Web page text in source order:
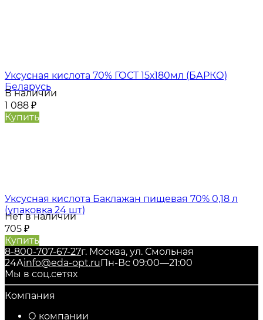
Уксусная кислота 70% ГОСТ 15х180мл (БАРКО)
Беларусь
В наличии
1 088 ₽
Купить
Уксусная кислота Баклажан пищевая 70% 0,18 л
(упаковка 24 шт)
Нет в наличии
705 ₽
Купить
8-800-707-67-27г. Москва, ул. Смольная
24Аinfo@eda-opt.ruПн-Вс 09:00—21:00
Мы в соц.сетях
Компания
О компании